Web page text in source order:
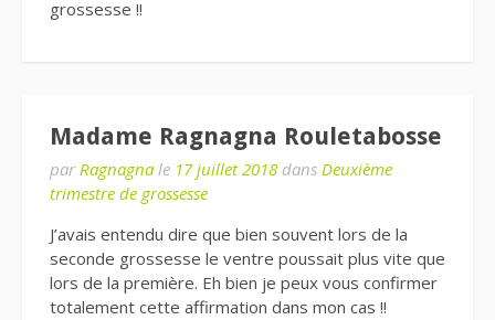
grossesse !!
Madame Ragnagna Rouletabosse
par Ragnagna le 17 juillet 2018 dans Deuxième
trimestre de grossesse
J’avais entendu dire que bien souvent lors de la
seconde grossesse le ventre poussait plus vite que
lors de la première. Eh bien je peux vous confirmer
totalement cette affirmation dans mon cas !!